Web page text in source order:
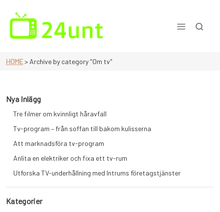
content
HOME> Archive by category "Om tv"
Nya Inlägg
Tre filmer om kvinnligt håravfall
Tv-program – från soffan till bakom kulisserna
Att marknadsföra tv-program
Anlita en elektriker och fixa ett tv-rum
Utforska TV-underhållning med Intrums företagstjänster
Kategorier